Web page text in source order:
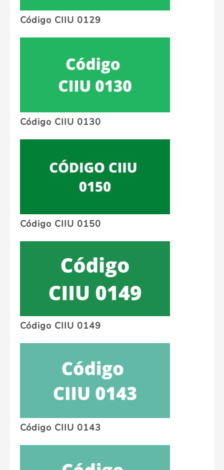
Código CIIU 0129
Código CIIU 0130
Código CIIU 0150
Código CIIU 0149
Código CIIU 0143